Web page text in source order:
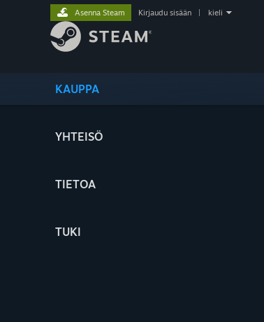
KAUPPA
YHTEISÖ
TIETOA
TUKI
Asenna Steam Kirjaudu sisään kieli